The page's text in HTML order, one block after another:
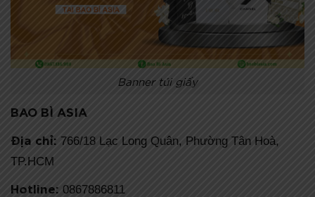
Banner túi giấy
BAO BÌ ASIA
Địa chỉ: 766/18 Lạc Long Quân, Phường Tân Hoà,
TP.HCM
Hotline: 0867886811